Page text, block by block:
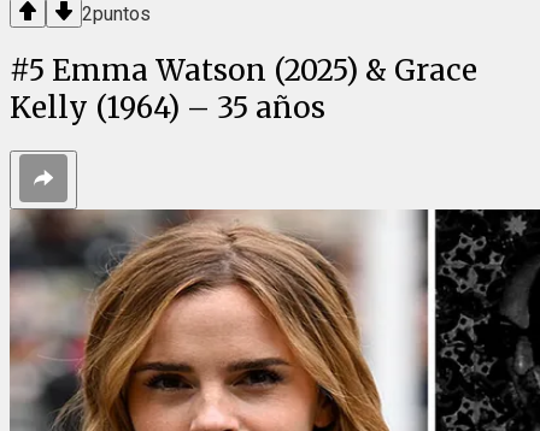
2puntos
#5 Emma Watson (2025) & Grace
Kelly (1964) – 35 años